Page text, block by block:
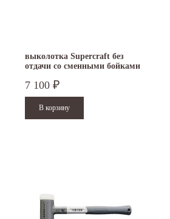
выколотка Supercraft без
отдачи со сменными бойками
7 100 ₽